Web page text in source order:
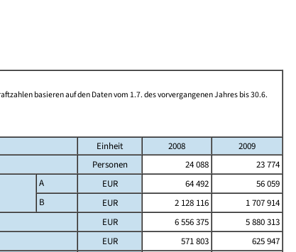
basieren auf den Daten vom 1.7. des vorvergangenen Jahres bis 30.6.
Einheit 2008
2009
Personen 24 088
23 774
A EUR 64 492
56 059
B
EUR 2 128 116
1 707 914
EUR 6 556 375
5 880 313
EUR 571 803
625 947